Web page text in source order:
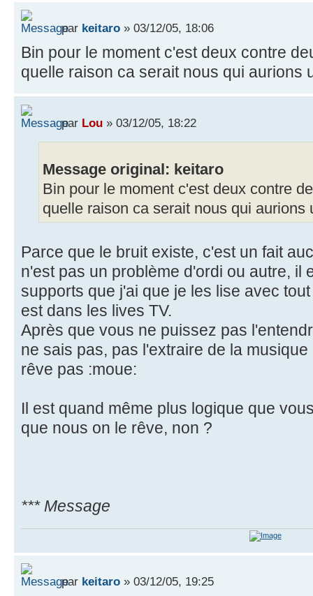
par keitaro » 03/12/05, 18:06
Bin pour le moment c'est deux contre
quelle raison ca serait nous qui aurions
par Lou » 03/12/05, 18:22
Message original: keitaro
Bin pour le moment c'est deux contre
quelle raison ca serait nous qui aurions
Parce que le bruit existe, c'est un fait
n'est pas un problème d'ordi ou autre, il
supports que j'ai que je les lise avec
est dans les lives TV.
Après que vous ne puissez pas
ne sais pas, pas l'extraire de la
rêve pas :moue:
Il est quand même plus logique que
que nous on le rêve, non ?
*** Message
par keitaro » 03/12/05, 19:25